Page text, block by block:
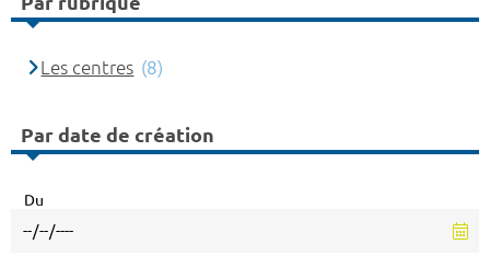
Les centres (8)
Par date de création
Du